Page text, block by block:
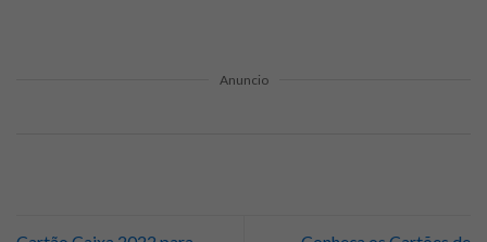
Anuncio